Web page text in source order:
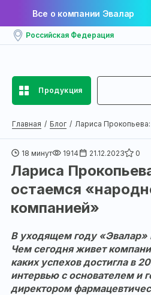
Все о компании Эвалар
Российская Федерация
Продукция
Главная Блог Лариса
18 минут 1914 21.12.2023 0
Лариса
остаемся
компанией»
В уходящем году «Эвалар»
Чем сегодня живет
каких успехов достигла в
интервью с основателем и
директором